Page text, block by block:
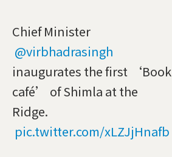
Chief Minister
@virbhadrasingh
inaugurates the first ‘Book
café’ of Shimla at the
Ridge.
pic.twitter.com/xLZJjHnafb